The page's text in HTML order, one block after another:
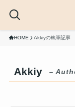
HOME Akkiyの執筆記事
Akkiy –